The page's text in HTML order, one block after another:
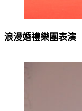
浪漫婚禮樂團表演